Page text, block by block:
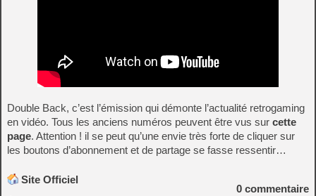
Double Back, c’est l’émission qui démonte l’actualité retrogaming
en vidéo. Tous les anciens numéros peuvent être vus sur cette
page. Attention ! il se peut qu’une envie très forte de cliquer sur
les boutons d’abonnement et de partage se fasse ressentir…
Site Officiel
0 commentaire